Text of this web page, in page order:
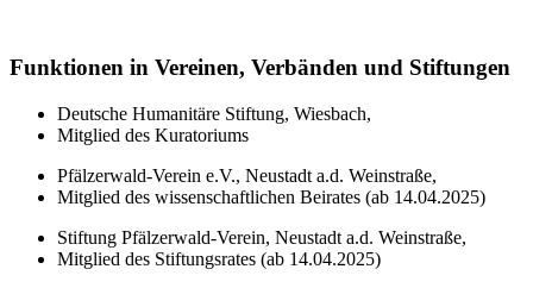
Funktionen in Vereinen, Verbänden und Stiftungen
Deutsche Humanitäre Stiftung, Wiesbach,
Mitglied des Kuratoriums
Pfälzerwald-Verein e.V., Neustadt a.d. Weinstraße,
Mitglied des wissenschaftlichen Beirates (ab 14.04.2025)
Stiftung Pfälzerwald-Verein, Neustadt a.d. Weinstraße,
Mitglied des Stiftungsrates (ab 14.04.2025)